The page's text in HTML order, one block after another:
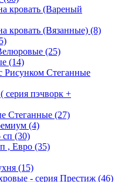
кровать (Вареный
кровать (Вязанные) (8)
(25)
(14)
Стеганные
серия пэчворк +
Стеганные (27)
(4)
сп (30)
, Евро (35)
(15)
- серия Престиж (46)